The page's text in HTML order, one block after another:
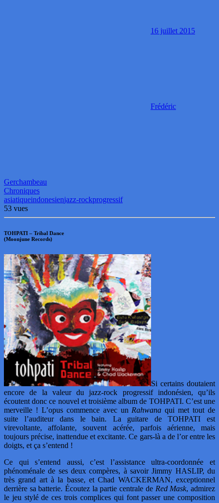
16 juillet 2015
Frédéric
Gerchambeau
Chroniques
asiatiqueindonesienjazz-rockprogressif
53 vues
TOHPATI – Tribal Dance
(Moonjune Records)
Si certains doutaient
encore de la valeur du jazz-rock progressif indonésien, qu’ils
écoutent donc ce nouvel et troisième album de TOHPATI. C’est une
merveille ! L’opus commence avec un Rahwana qui met tout de
suite l’auditeur dans le bain. La guitare de TOHPATI est
virevoltante, affolante, souvent acérée, parfois aérienne, mais
toujours précise, inattendue et excitante. Ce gars-là a de l’or entre les
doigts, et ça s’entend !
Ce qui s’entend aussi, c’est l’assistance ultra-coordonnée et
phénoménale de ses deux compères, à savoir Jimmy HASLIP, du
très grand art à la basse, et Chad WACKERMAN, exceptionnel
derrière sa batterie. Écoutez la partie centrale de Red Mask, admirez
le jeu stylé de ces trois complices qui font passer une composition